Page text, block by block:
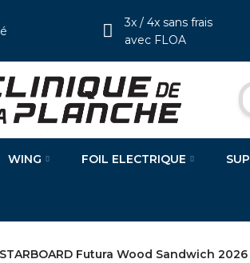
3x / 4x sans frais
avec FLOA
WING FOIL ELECTRIQUE SUP
STARBOARD Futura Wood Sandwich 2026